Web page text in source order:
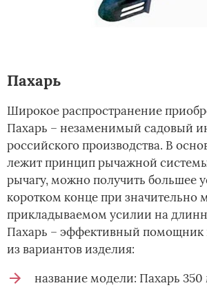
Пахарь
Широкое распространение
Пахарь – незаменимый садовый
российского производства. В
лежит принцип рычажной
рычагу, можно получить большее
коротком конце при значительно
прикладываемом усилии на
Пахарь – эффективный помощник
из вариантов изделия:
название модели: Пахарь